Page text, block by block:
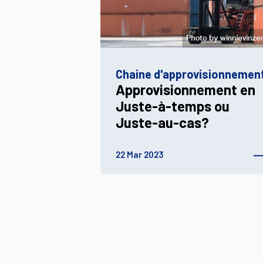
Chaine
Approvisionnement en
Juste-à-temps ou
Juste-au-cas?
22 Mar 2023